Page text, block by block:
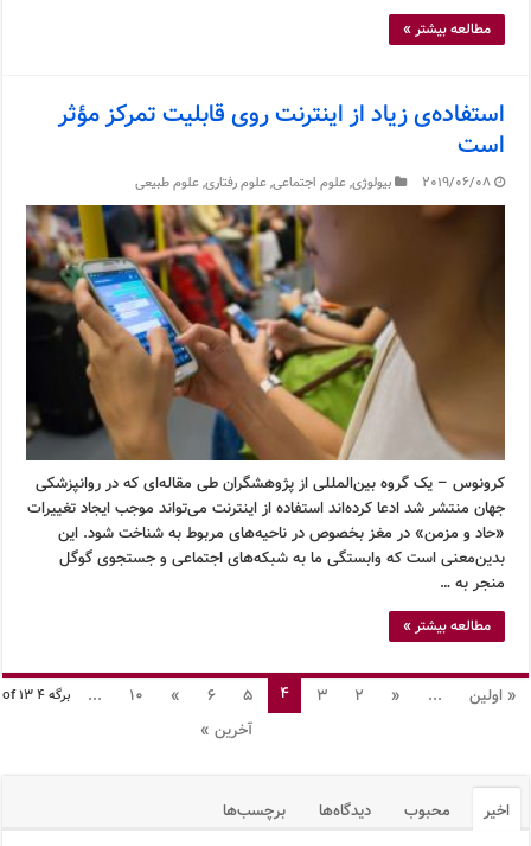
مطالعه بیشتر »
استفاده‌ی زیاد از اینترنت روی قابلیت تمرکز مؤثر
است
2019/06/08 بیولوژی,علوم اجتماعی,علوم رفتاری,علوم طبیعی
کرونوس – یک گروه بین‌المللی از پژوهشگران طی مقاله‌ای که در روانپزشکی
جهان منتشر شد ادعا کرده‌اند استفاده از اینترنت می‌تواند موجب ایجاد تغییرات
«حاد و مزمن» در مغز بخصوص در ناحیه‌های مربوط به شناخت شود. این
بدین‌معنی است که وابستگی ما به شبکه‌های اجتماعی و جستجوی گوگل
منجر به …
مطالعه بیشتر »
برگه 4 of 13 « اولین ...
«
2
3
4
5
6
»
10
...
آخرین »
اخیر محبوب دیدگاه‌ها برچسب‌ها